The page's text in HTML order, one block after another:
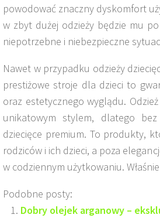
powodować znaczny dyskomfort
w zbyt dużej odzieży będzie mu
niepotrzebne i niebezpieczne
Nawet w przypadku odzieży
prestiżowe stroje dla dzieci to
oraz estetycznego wyglądu.
unikatowym stylem, dlatego
dziecięce premium. To produkty,
rodziców i ich dzieci, a poza
w codziennym użytkowaniu.
Podobne posty:
Dobry olejek arganowy –